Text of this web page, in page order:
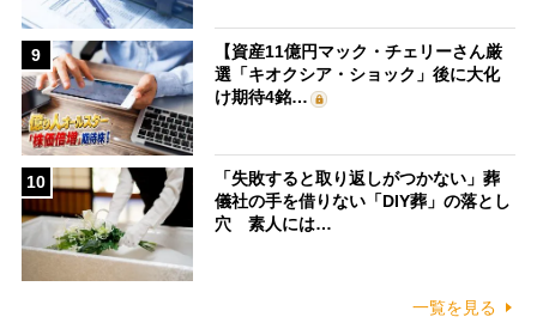
9
【資産11億円マック・チェリーさん厳
選「キオクシア・ショック」後に大化
け期待4銘…
10
「失敗すると取り返しがつかない」葬
儀社の手を借りない「DIY葬」の落とし
穴 素人には…
一覧を見る